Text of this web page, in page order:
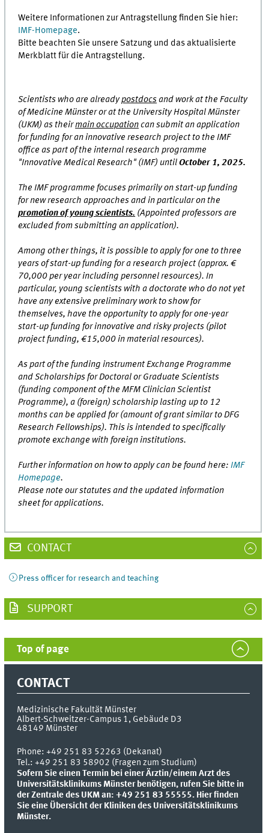
Weitere Informationen zur Antragstellung finden Sie hier:
IMF-Homepage.
Bitte beachten Sie unsere Satzung und das aktualisierte
Merkblatt für die Antragstellung.
Scientists who are alreadypostdocsand work at the Faculty
of Medicine Münster or at the University Hospital Münster
(UKM) as theirmain occupationcan submit an application
for funding for an innovative research project to the IMF
office as part of the internal research programme
"Innovative Medical Research" (IMF) untilOctober 1, 2025.
The IMF programme focuses primarily on start-up funding
for new research approaches and in particular on the
promotion of young scientists. (Appointed professors are
excluded from submitting an application).
Among other things, it is possible to apply for one to three
years of start-up funding for a research project (approx. €
70,000 per year including personnel resources). In
particular, youngscientists with a doctorate who do not yet
have any extensive preliminary work to show for
themselves, have the opportunity to apply for one-year
start-up funding for innovative and risky projects (pilot
project funding, €15,000 in material resources).
As part of the funding instrument Exchange Programme
and Scholarships for Doctoral or Graduate Scientists
(funding component of the MFM Clinician Scientist
Programme), a (foreign) scholarship lasting up to 12
months can be applied for (amount of grant similar to DFG
Research Fellowships). This is intended to specifically
promote exchange with foreign institutions.
Further information on how to apply can be found here:IMF
Homepage.
Please note our statutes and the updated information
sheet for applications.
CONTACT
Press officer for research and teaching
SUPPORT
Top of page
CONTACT
Medizinische Fakultät Münster
Albert-Schweitzer-Campus 1, Gebäude D3
48149 Münster
Phone:+49 251 83 52263 (Dekanat)
Tel.: +49 251 83 58902 (Fragen zum Studium)
Sofern Sie einen Termin bei einer Ärztin/einem Arzt des
Universitätsklinikums Münster benötigen, rufen Sie bitte in
der Zentrale des UKM an: +49 251 83 55555. Hier finden
Sie eine Übersicht der Kliniken des Universitätsklinikums
Münster.